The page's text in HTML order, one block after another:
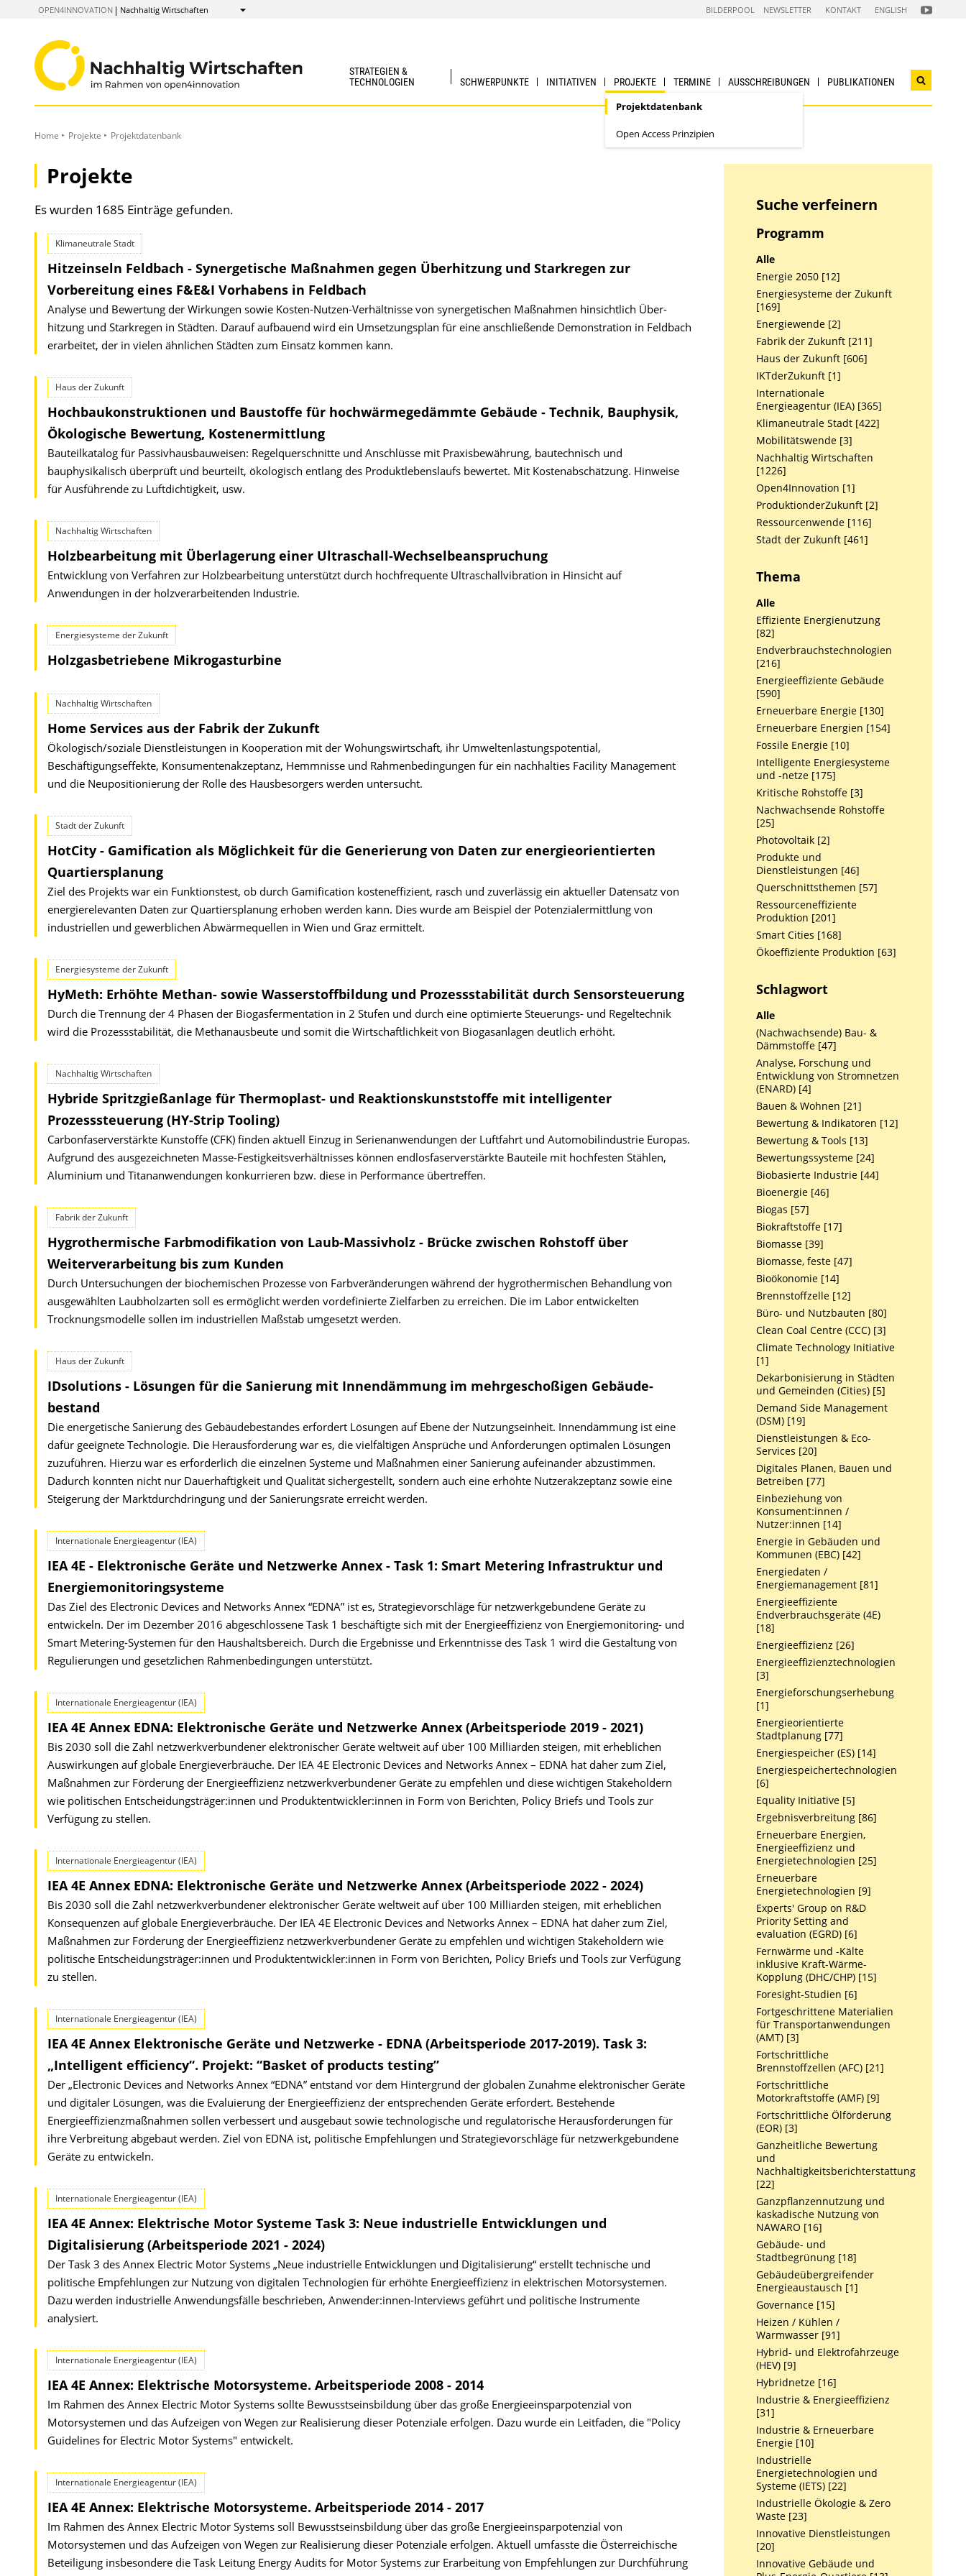
OPEN4INNOVATION Nachhaltig Wirtschaften
Anzeigen
BILDERPOOL NEWSLETTER KONTAKT ENGLISH FOLGEN
SIE
STRATEGIEN &
TECHNOLOGIEN
SCHWERPUNKTE INITIATIVEN PROJEKTE
Projektdatenbank
Open Access Prinzipien
TERMINE AUSSCHREIBUNGEN PUBLIKATIONEN
Home Projekte Projektdatenbank
Projekte
Es wurden 1685 Einträge gefunden.
Klimaneutrale Stadt
Hitzeinseln Feldbach - Synergetische Maßnahmen gegen Überhitzung und Starkregen zur
Vorbereitung eines F&E&I Vorhabens in Feldbach
Analyse und Bewertung der Wirkungen sowie Kosten-Nutzen-Verhältnisse von synergetischen Maßnahmen hinsichtlich Über­
hitzung und Stark­regen in Städten. Darauf aufbauend wird ein Umsetzungs­plan für eine anschließende Demon­stration in Feld­bach
erarbeitet, der in vielen ähnlichen Städten zum Einsatz kommen kann.
Haus der Zukunft
Hochbaukonstruktionen und Baustoffe für hochwärmegedämmte Gebäude - Technik, Bauphysik,
Ökologische Bewertung, Kostenermittlung
Bauteilkatalog für Passivhausbauweisen: Regelquerschnitte und Anschlüsse mit Praxisbewährung, bautechnisch und
bauphysikalisch überprüft und beurteilt, ökologisch entlang des Produktlebenslaufs bewertet. Mit Kostenabschätzung. Hinweise
für Ausführende zu Luftdichtigkeit, usw.
Nachhaltig Wirtschaften
Holzbearbeitung mit Überlagerung einer Ultraschall-Wechselbeanspruchung
Entwicklung von Verfahren zur Holzbearbeitung unterstützt durch hochfrequente Ultraschallvibration in Hinsicht auf
Anwendungen in der holzverarbeitenden Industrie.
Energiesysteme der Zukunft
Holzgasbetriebene Mikrogasturbine
Nachhaltig Wirtschaften
Home Services aus der Fabrik der Zukunft
Ökologisch/soziale Dienstleistungen in Kooperation mit der Wohungswirtschaft, ihr Umweltenlastungspotential,
Beschäftigungseffekte, Konsumentenakzeptanz, Hemmnisse und Rahmenbedingungen für ein nachhalties Facility Management
und die Neupositionierung der Rolle des Hausbesorgers werden untersucht.
Stadt der Zukunft
HotCity - Gamification als Möglichkeit für die Generierung von Daten zur energieorientierten
Quartiersplanung
Ziel des Projekts war ein Funktionstest, ob durch Gamification kosteneffizient, rasch und zuverlässig ein aktueller Datensatz von
energierelevanten Daten zur Quartiersplanung erhoben werden kann. Dies wurde am Beispiel der Potenzialermittlung von
industriellen und gewerblichen Abwärmequellen in Wien und Graz ermittelt.
Energiesysteme der Zukunft
HyMeth: Erhöhte Methan- sowie Wasserstoffbildung und Prozessstabilität durch Sensorsteuerung
Durch die Trennung der 4 Phasen der Biogasfermentation in 2 Stufen und durch eine optimierte Steuerungs- und Regeltechnik
wird die Prozessstabilität, die Methanausbeute und somit die Wirtschaftlichkeit von Biogasanlagen deutlich erhöht.
Nachhaltig Wirtschaften
Hybride Spritzgießanlage für Thermoplast- und Reaktionskunststoffe mit intelligenter
Prozesssteuerung (HY-Strip Tooling)
Carbonfaserverstärkte Kunstoffe (CFK) finden aktuell Einzug in Serienanwendungen der Luftfahrt und Automobilindustrie Europas.
Aufgrund des ausgezeichneten Masse-Festigkeitsverhältnisses können endlosfaserverstärkte Bauteile mit hochfesten Stählen,
Aluminium und Titananwendungen konkurrieren bzw. diese in Performance übertreffen.
Fabrik der Zukunft
Hygrothermische Farbmodifikation von Laub-Massivholz - Brücke zwischen Rohstoff über
Weiterverarbeitung bis zum Kunden
Durch Untersuchungen der biochemischen Prozesse von Farbveränderungen während der hygrothermischen Behandlung von
ausgewählten Laubholzarten soll es ermöglicht werden vordefinierte Zielfarben zu erreichen. Die im Labor entwickelten
Trocknungsmodelle sollen im industriellen Maßstab umgesetzt werden.
Haus der Zukunft
IDsolutions - Lösungen für die Sanierung mit Innendämmung im mehrgeschoßigen Gebäude­
bestand
Die energetische Sanierung des Gebäudebestandes erfordert Lösungen auf Ebene der Nutzungseinheit. Innendämmung ist eine
dafür geeignete Technologie. Die Herausforderung war es, die vielfältigen Ansprüche und Anforderungen optimalen Lösungen
zuzuführen. Hierzu war es erforderlich die einzelnen Systeme und Maßnahmen einer Sanierung aufeinander abzustimmen.
Dadurch konnten nicht nur Dauerhaftigkeit und Qualität sichergestellt, sondern auch eine erhöhte Nutzerakzeptanz sowie eine
Steigerung der Marktdurchdringung und der Sanierungsrate erreicht werden.
Internationale Energieagentur (IEA)
IEA 4E - Elektronische Geräte und Netzwerke Annex - Task 1: Smart Metering Infrastruktur und
Energiemonitoringsysteme
Das Ziel des Electronic Devices and Networks Annex “EDNA” ist es, Strategievorschläge für netzwerkgebundene Geräte zu
entwickeln. Der im Dezember 2016 abgeschlossene Task 1 beschäftigte sich mit der Energieeffizienz von Energiemonitoring- und
Smart Metering-Systemen für den Haushaltsbereich. Durch die Ergebnisse und Erkenntnisse des Task 1 wird die Gestaltung von
Regulierungen und gesetzlichen Rahmenbedingungen unterstützt.
Internationale Energieagentur (IEA)
IEA 4E Annex EDNA: Elektronische Geräte und Netzwerke Annex (Arbeitsperiode 2019 - 2021)
Bis 2030 soll die Zahl netzwerkverbundener elektronischer Geräte weltweit auf über 100 Milliarden steigen, mit erheblichen
Auswirkungen auf globale Energieverbräuche. Der IEA 4E Electronic Devices and Networks Annex – EDNA hat daher zum Ziel,
Maßnahmen zur Förderung der Energieeffizienz netzwerkverbundener Geräte zu empfehlen und diese wichtigen Stakeholdern
wie politischen Entscheidungsträger:innen und Produktentwickler:innen in Form von Berichten, Policy Briefs und Tools zur
Verfügung zu stellen.
Internationale Energieagentur (IEA)
IEA 4E Annex EDNA: Elektronische Geräte und Netzwerke Annex (Arbeitsperiode 2022 - 2024)
Bis 2030 soll die Zahl netzwerkverbundener elektronischer Geräte weltweit auf über 100 Milliarden steigen, mit erheblichen
Konsequenzen auf globale Energieverbräuche. Der IEA 4E Electronic Devices and Networks Annex – EDNA hat daher zum Ziel,
Maßnahmen zur Förderung der Energieeffizienz netzwerkverbundener Geräte zu empfehlen und wichtigen Stakeholdern wie
politische Entscheidungsträger:innen und Produktentwickler:innen in Form von Berichten, Policy Briefs und Tools zur Verfügung
zu stellen.
Internationale Energieagentur (IEA)
IEA 4E Annex Elektronische Geräte und Netzwerke - EDNA (Arbeitsperiode 2017-2019). Task 3:
„Intelligent efficiency“. Projekt: “Basket of products testing”
Der „Electronic Devices and Networks Annex “EDNA” entstand vor dem Hintergrund der globalen Zunahme elektronischer Geräte
und digitaler Lösungen, was die Evaluierung der Energieeffizienz der entsprechenden Geräte erfordert. Bestehende
Energieeffizienzmaßnahmen sollen verbessert und ausgebaut sowie technologische und regulatorische Herausforderungen für
ihre Verbreitung abgebaut werden. Ziel von EDNA ist, politische Empfehlungen und Strategievorschläge für netzwerkgebundene
Geräte zu entwickeln.
Internationale Energieagentur (IEA)
IEA 4E Annex: Elektrische Motor Systeme Task 3: Neue industrielle Entwicklungen und
Digitalisierung (Arbeitsperiode 2021 - 2024)
Der Task 3 des Annex Electric Motor Systems „Neue industrielle Entwicklungen und Digitalisierung“ erstellt technische und
politische Empfehlungen zur Nutzung von digitalen Technologien für erhöhte Energieeffizienz in elektrischen Motorsystemen.
Dazu werden industrielle Anwendungsfälle beschrieben, Anwender:innen-Interviews geführt und politische Instrumente
analysiert.
Internationale Energieagentur (IEA)
IEA 4E Annex: Elektrische Motorsysteme. Arbeitsperiode 2008 - 2014
Im Rahmen des Annex Electric Motor Systems sollte Bewusstseinsbildung über das große Energieeinsparpotenzial von
Motorsystemen und das Aufzeigen von Wegen zur Realisierung dieser Potenziale erfolgen. Dazu wurde ein Leitfaden, die "Policy
Guidelines for Electric Motor Systems" entwickelt.
Internationale Energieagentur (IEA)
IEA 4E Annex: Elektrische Motorsysteme. Arbeitsperiode 2014 - 2017
Im Rahmen des Annex Electric Motor Systems soll Bewusstseinsbildung über das große Energieeinsparpotenzial von
Motorsystemen und das Aufzeigen von Wegen zur Realisierung dieser Potenziale erfolgen. Aktuell umfasste die Österreichische
Beteiligung insbesondere die Task Leitung Energy Audits for Motor Systems zur Erarbeitung von Empfehlungen zur Durchführung
Suche verfeinern
Programm
Alle
Energie 2050 [12]
Energiesysteme der Zukunft
[169]
Energiewende [2]
Fabrik der Zukunft [211]
Haus der Zukunft [606]
IKTderZukunft [1]
Internationale
Energieagentur (IEA) [365]
Klimaneutrale Stadt [422]
Mobilitätswende [3]
Nachhaltig Wirtschaften
[1226]
Open4Innovation [1]
ProduktionderZukunft [2]
Ressourcenwende [116]
Stadt der Zukunft [461]
Thema
Alle
Effiziente Energienutzung
[82]
Endverbrauchstechnologien
[216]
Energieeffiziente Gebäude
[590]
Erneuerbare Energie [130]
Erneuerbare Energien [154]
Fossile Energie [10]
Intelligente Energiesysteme
und -netze [175]
Kritische Rohstoffe [3]
Nachwachsende Rohstoffe
[25]
Photovoltaik [2]
Produkte und
Dienstleistungen [46]
Querschnittsthemen [57]
Ressourceneffiziente
Produktion [201]
Smart Cities [168]
Ökoeffiziente Produktion [63]
Schlagwort
Alle
(Nachwachsende) Bau- &
Dämmstoffe [47]
Analyse, Forschung und
Entwicklung von Stromnetzen
(ENARD) [4]
Bauen & Wohnen [21]
Bewertung & Indikatoren [12]
Bewertung & Tools [13]
Bewertungssysteme [24]
Biobasierte Industrie [44]
Bioenergie [46]
Biogas [57]
Biokraftstoffe [17]
Biomasse [39]
Biomasse, feste [47]
Bioökonomie [14]
Brennstoffzelle [12]
Büro- und Nutzbauten [80]
Clean Coal Centre (CCC) [3]
Climate Technology Initiative
[1]
Dekarbonisierung in Städten
und Gemeinden (Cities) [5]
Demand Side Management
(DSM) [19]
Dienstleistungen & Eco-
Services [20]
Digitales Planen, Bauen und
Betreiben [77]
Einbeziehung von
Konsument:innen /
Nutzer:innen [14]
Energie in Gebäuden und
Kommunen (EBC) [42]
Energiedaten /
Energiemanagement [81]
Energieeffiziente
Endverbrauchsgeräte (4E)
[18]
Energieeffizienz [26]
Energieeffizienztechnologien
[3]
Energieforschungserhebung
[1]
Energieorientierte
Stadtplanung [77]
Energiespeicher (ES) [14]
Energiespeichertechnologien
[6]
Equality Initiative [5]
Ergebnisverbreitung [86]
Erneuerbare Energien,
Energieeffizienz und
Energietechnologien [25]
Erneuerbare
Energietechnologien [9]
Experts' Group on R&D
Priority Setting and
evaluation (EGRD) [6]
Fernwärme und -Kälte
inklusive Kraft-Wärme-
Kopplung (DHC/CHP) [15]
Foresight-Studien [6]
Fortgeschrittene Materialien
für Transportanwendungen
(AMT) [3]
Fortschrittliche
Brennstoffzellen (AFC) [21]
Fortschrittliche
Motorkraftstoffe (AMF) [9]
Fortschrittliche Ölförderung
(EOR) [3]
Ganzheitliche Bewertung
und
Nachhaltigkeitsberichterstattung
[22]
Ganzpflanzennutzung und
kaskadische Nutzung von
NAWARO [16]
Gebäude- und
Stadtbegrünung [18]
Gebäudeübergreifender
Energieaustausch [1]
Governance [15]
Heizen / Kühlen /
Warmwasser [91]
Hybrid- und Elektrofahrzeuge
(HEV) [9]
Hybridnetze [16]
Industrie & Energieeffizienz
[31]
Industrie & Erneuerbare
Energie [10]
Industrielle
Energietechnologien und
Systeme (IETS) [22]
Industrielle Ökologie & Zero
Waste [23]
Innovative Dienstleistungen
[20]
Innovative Gebäude und